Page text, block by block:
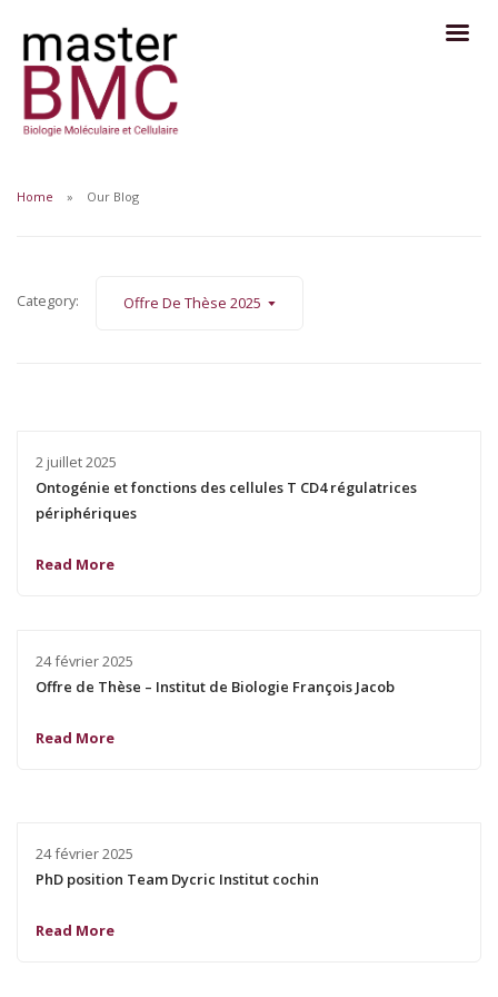
Home Our Blog
Category: Offre De Thèse 2025
2 juillet 2025
Ontogénie et fonctions des cellules T CD4 régulatrices
périphériques
Read More
24 février 2025
Offre de Thèse – Institut de Biologie François Jacob
Read More
24 février 2025
PhD position Team Dycric Institut cochin
Read More